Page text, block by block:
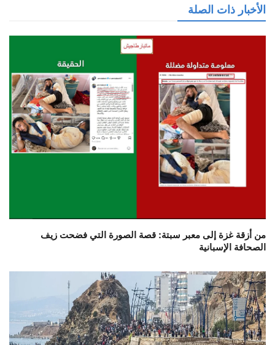
الأخبار ذات الصلة
من أزقة غزة إلى معبر سبتة: قصة الصورة التي فضحت زيف
الصحافة الإسبانية